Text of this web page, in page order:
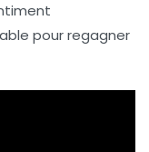
pour regagner